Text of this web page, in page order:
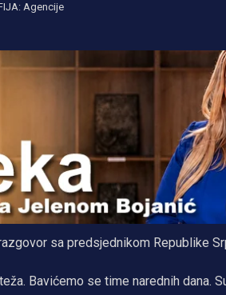
Agencije
sa predsjednikom Republike
Bavićemo se time narednih dana.